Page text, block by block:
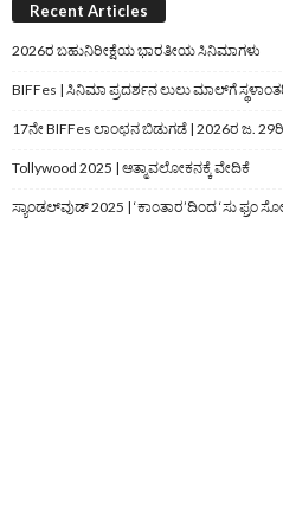
Recent Articles
2026ರ ಬಹುನಿರೀಕ್ಷೆಯ ಭಾರತೀಯ ಸಿನಿಮಾಗಳು
BIFFes | ಸಿನಿಮಾ ಪ್ರದರ್ಶನ ಲುಲು ಮಾಲ್‌ಗೆ
17ನೇ BIFFes ಲಾಂಛನ ಬಿಡುಗಡೆ | 2026ರ ಜ.
Tollywood 2025 | ಆತ್ಮಾವಲೋಕನಕ್ಕೆ ವೇದಿಕೆ
ಸ್ಯಾಂಡಲ್‌ವುಡ್‌ 2025 | ‘ಕಾಂತಾರ’ದಿಂದ ‘ಸು ಫ್ರಂ